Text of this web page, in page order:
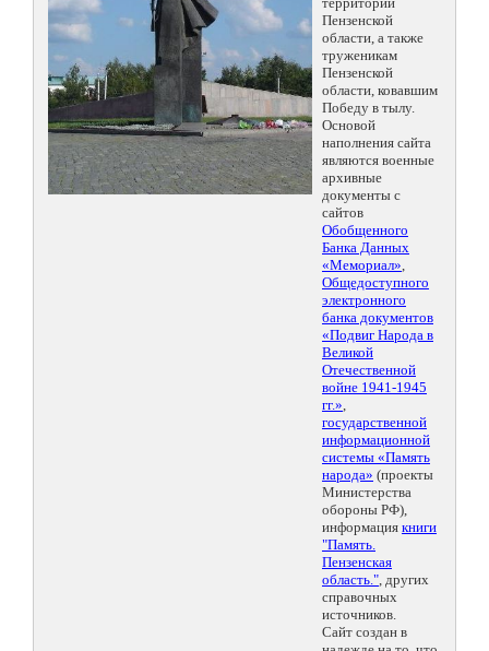
Пензенской
области, а также
труженикам
Пензенской
области, ковавшим
Победу в тылу.
Основой
наполнения сайта
являются военные
архивные
документы с
сайтов
Обобщенного
Банка Данных
«Мемориал»,
Общедоступного
электронного
банка документов
«Подвиг Народа в
Великой
Отечественной
войне 1941-1945
гг.»,
государственной
информационной
системы «Память
народа» (проекты
Министерства
обороны РФ),
информация книги
"Память.
Пензенская
область.", других
справочных
источников.
Сайт создан в